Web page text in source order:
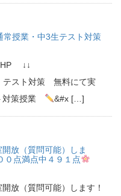
授業・中3生テスト対策
HP ↓↓
テスト対策 無料にて実
対策授業
&#x […]
放（質問可能）しま
０点満点中４９１点
放（質問可能）します！